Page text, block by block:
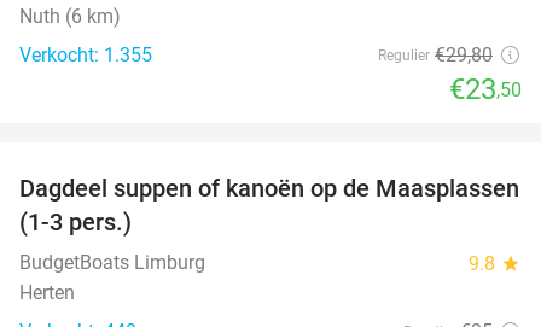
Nuth (6 km)
Verkocht: 1.355
Regulier €29,80
€23,50
43%
Dagdeel suppen of kanoën op de Maasplassen
(1-3 pers.)
BudgetBoats Limburg 9.8 star
Herten